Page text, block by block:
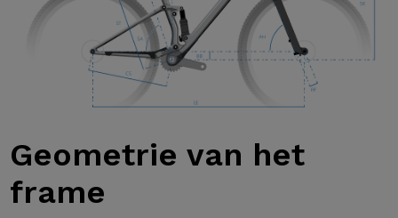
Geometrie van het
frame